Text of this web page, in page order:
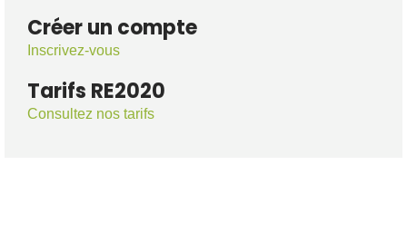
Créer un compte
Inscrivez-vous
Tarifs RE2020
Consultez nos tarifs